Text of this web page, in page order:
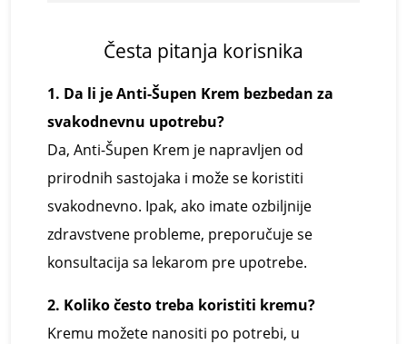
Česta pitanja korisnika
1. Da li je Anti-Šupen Krem bezbedan za
svakodnevnu upotrebu?
Da, Anti-Šupen Krem je napravljen od
prirodnih sastojaka i može se koristiti
svakodnevno. Ipak, ako imate ozbiljnije
zdravstvene probleme, preporučuje se
konsultacija sa lekarom pre upotrebe.
2. Koliko često treba koristiti kremu?
Kremu možete nanositi po potrebi, u